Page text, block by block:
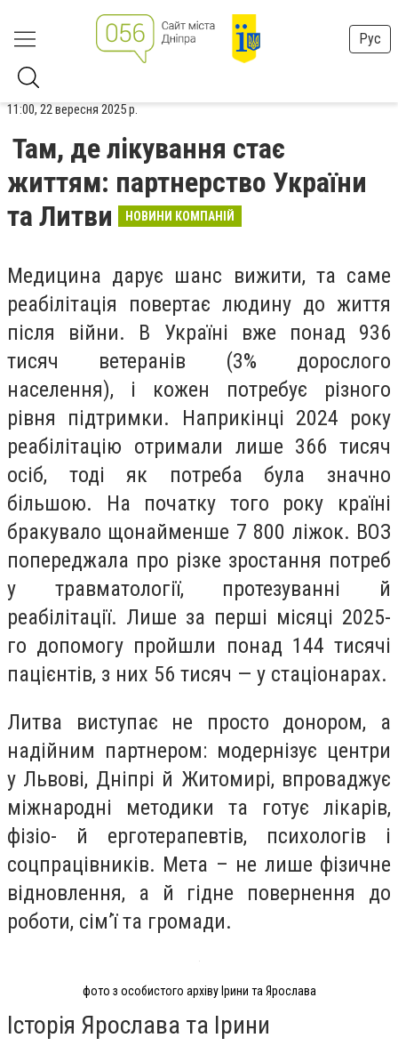
Рус
11:00, 22 вересня 2025 р.
Там, де лікування стає
життям: партнерство України
та Литви
НОВИНИ КОМПАНІЙ
Медицина дарує шанс вижити, та саме
реабілітація повертає людину до життя
після війни. В Україні вже понад 936
тисяч ветеранів (3% дорослого
населення), і кожен потребує різного
рівня підтримки. Наприкінці 2024 року
реабілітацію отримали лише 366 тисяч
осіб, тоді як потреба була значно
більшою. На початку того року країні
бракувало щонайменше 7 800 ліжок. ВОЗ
попереджала про різке зростання потреб
у травматології, протезуванні й
реабілітації. Лише за перші місяці 2025-
го допомогу пройшли понад 144 тисячі
пацієнтів, з них 56 тисяч — у стаціонарах.
Литва виступає не просто донором, а
надійним партнером: модернізує центри
у Львові, Дніпрі й Житомирі, впроваджує
міжнародні методики та готує лікарів,
фізіо- й ерготерапевтів, психологів і
соцпрацівників. Мета – не лише фізичне
відновлення, а й гідне повернення до
роботи, сім’ї та громади.
фото з особистого архіву Ірини та Ярослава
Історія Ярослава та Ірини